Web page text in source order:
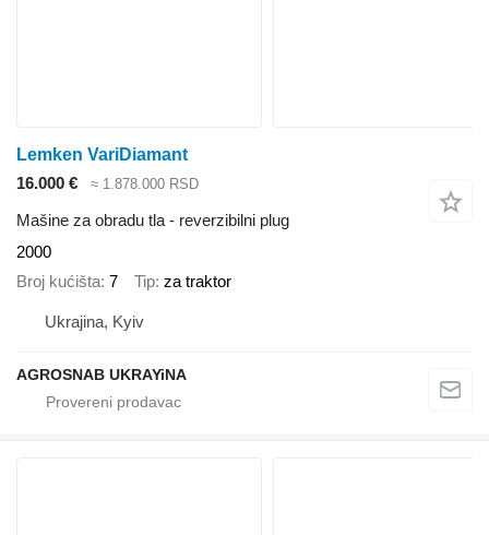
Lemken VariDiamant
16.000 €
≈ 1.878.000 RSD
Mašine za obradu tla - reverzibilni plug
2000
Broj kućišta 7 Tip za traktor
Ukrajina, Kyiv
AGROSNAB UKRAYiNA